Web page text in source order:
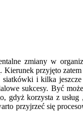
zmiany w
przyjęto zatem
i kilka
sukcesy. Być może
gdyż korzysta z usług
przyjrzeć się